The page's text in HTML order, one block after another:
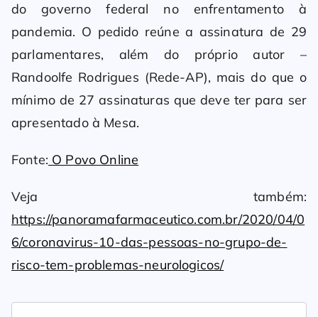
do governo federal no enfrentamento à
pandemia. O pedido reúne a assinatura de 29
parlamentares, além do próprio autor –
Randoolfe Rodrigues (Rede-AP), mais do que o
mínimo de 27 assinaturas que deve ter para ser
apresentado à Mesa.
Fonte: O Povo Online
Veja também:
https://panoramafarmaceutico.com.br/2020/04/0
6/coronavirus-10-das-pessoas-no-grupo-de-
risco-tem-problemas-neurologicos/